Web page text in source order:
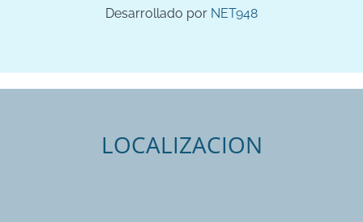
Desarrollado por NET948
LOCALIZACION